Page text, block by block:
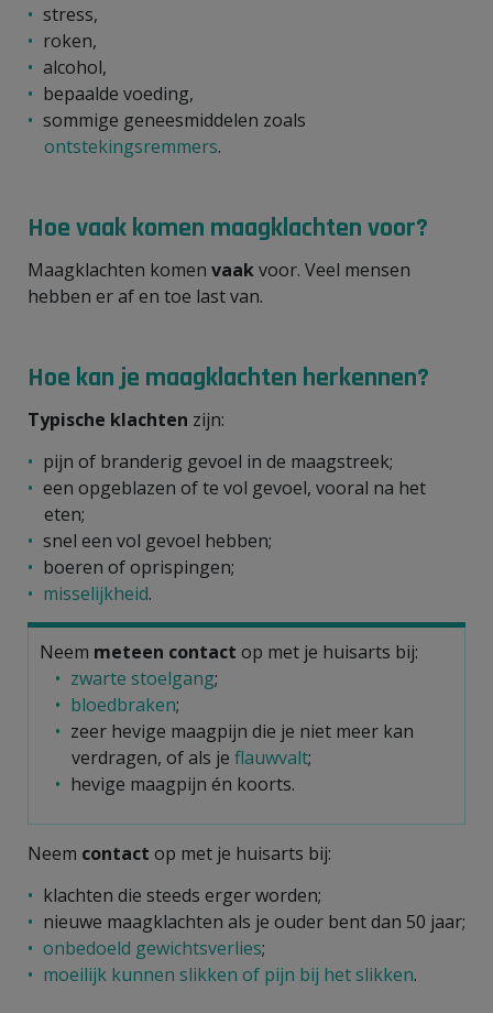
stress,
roken,
alcohol,
bepaalde voeding,
sommige geneesmiddelen zoals
ontstekingsremmers.
Hoe vaak komen maagklachten voor?
Maagklachten komen vaakvoor. Veel mensen
hebben er af en toe last van.
Hoe kan je maagklachten herkennen?
Typische klachten zijn:
pijn of branderig gevoel in de maagstreek;
een opgeblazen of te vol gevoel, vooral na het
eten;
snel een vol gevoel hebben;
boeren of oprispingen;
misselijkheid.
Neem meteen contact op met je huisarts bij:
zwarte stoelgang;
bloedbraken;
zeer hevige maagpijn die je niet meer kan
verdragen, of als je flauwvalt;
hevige maagpijn én koorts.
Neem contact op met je huisarts bij:
klachten die steeds erger worden;
nieuwe maagklachten als je ouder bent dan 50 jaar;
onbedoeld gewichtsverlies;
moeilijk kunnen slikken of pijn bij het slikken.